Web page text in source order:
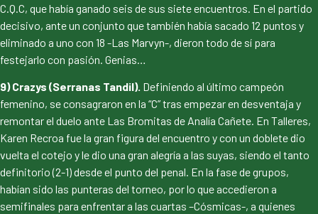
C.Q.C, que había ganado seis de sus siete encuentros. En el partido
decisivo, ante un conjunto que también había sacado 12 puntos y
eliminado a uno con 18 -Las Marvyn-, dieron todo de sí para
festejarlo con pasión. Genias…
9) Crazys (Serranas Tandil). Definiendo al último campeón
femenino, se consagraron en la “C” tras empezar en desventaja y
remontar el duelo ante Las Bromitas de Analía Cañete. En Talleres,
Karen Recroa fue la gran figura del encuentro y con un doblete dio
vuelta el cotejo y le dio una gran alegría a las suyas, siendo el tanto
definitorio (2-1) desde el punto del penal. En la fase de grupos,
habían sido las punteras del torneo, por lo que accedieron a
semifinales para enfrentar a las cuartas –Cósmicas-, a quienes